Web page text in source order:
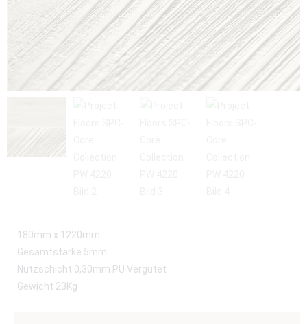
180mm x 1220mm
Gesamtstärke 5mm
Nutzschicht 0,30mm PU Vergütet
Gewicht 23Kg